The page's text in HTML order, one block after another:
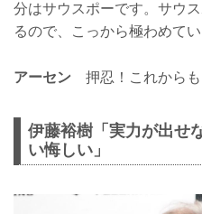
分はサウスポーです。サウ
るので、こっから極わめてい
アーセン 押忍！これからも
伊藤裕樹「実力が出せ
い悔しい」